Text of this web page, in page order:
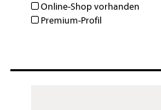
Online-Shop vorhanden
Premium-Profil